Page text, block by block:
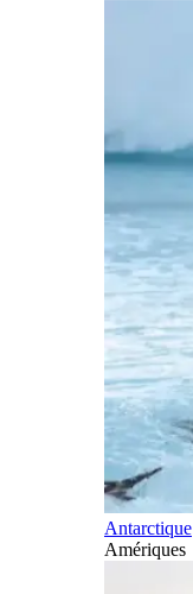
Antarctique
Amériques